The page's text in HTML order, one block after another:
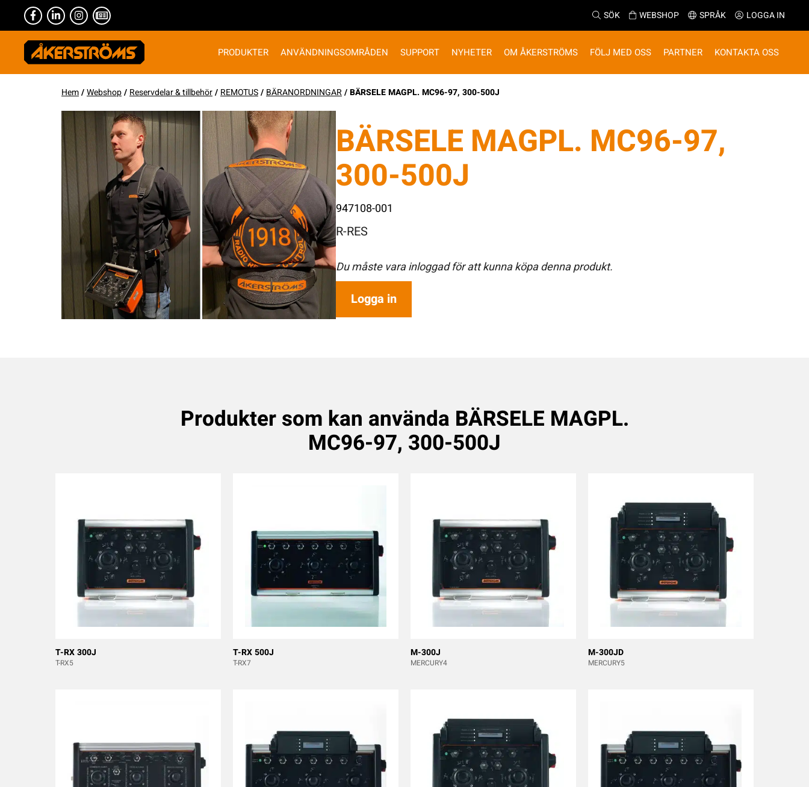
SÖK WEBSHOP SPRÅK LOGGA IN
PRODUKTER ANVÄNDNINGSOMRÅDEN SUPPORT NYHETER OM ÅKERSTRÖMS FÖLJ MED OSS PARTNER KONTAKTA OSS
Hem/Webshop/ Reservdelar & tillbehör/ REMOTUS/ BÄRANORDNINGAR/ BÄRSELE MAGPL. MC96-97, 300-500J
BÄRSELE MAGPL. MC96-97,
300-500J
947108-001
R-RES
Du måste vara inloggad för att kunna köpa denna produkt.
Logga in
Produkter som kan använda BÄRSELE MAGPL.
MC96-97, 300-500J
T-RX 300J
T-RX5
T-RX 500J
T-RX7
M-300J
MERCURY4
M-300JD
MERCURY5